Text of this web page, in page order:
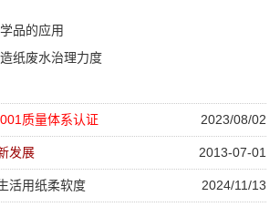
品的应用
纸废水治理力度
2023/08/02
质量体系认证
2013-07-01
发展
2024/11/13
活用纸柔软度